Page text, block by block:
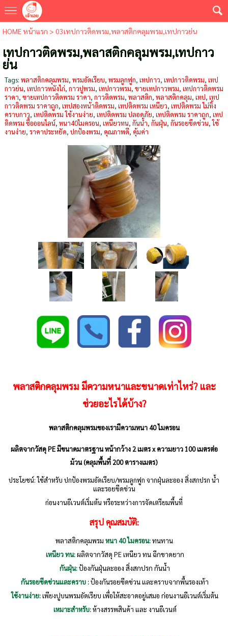
HOME หน้าแรก > 03เทปกาวติดพรม,พลาสติกคลุมพรม,เทปกาวย่น
เทปกาวติดพรม,พลาสติกคลุมพรม,เทปกาว
ย่น
Tags: พลาสติกคลุมพรม, พรมอัดเรียบ, พรมลูกฟูก, เทปกาว, เทปกาวติดพรม, เทป
กาวย่น, เทปกาวหนังไก่, กาวปูพรม, เทปกาวพรม, ขายเทปกาวพรม, เทปกาวติดพรม
ราคา, ขายเทปกาวติดพรม ราคา, กาวติดพรม, พลาสติก, พลาสติกคลุม, เทป, เทป
กาวติดพรม ราคาถูก, เทปสองหน้าติดพรม, เทปติดพรม เหนียว, เทปติดพรม ไม่ทิ้ง
คราบกาว, เทปติดพรม ใช้งานง่าย, เทปติดพรม ปลอดภัย, เทปติดพรม ราคาถูก, เทป
ติดพรม ซื้อออนไลน์, หนา40ไมครอน, เหนียวทน, กันน้ำ, กันฝุ่น, กันรอยขึดข่วน,ใช้
งานง่าย, ราคาประหยัด, ปกป้องพรม, คุณภาพดี, คุ้มค่า
พลาสติกคลุมพรม มีความหนาและขนาดเท่าไหร่? และ
ช่วยอะไรได้บ้าง?
พลาสติกคลุมพรมของเรามีความหนา 40 ไมครอน
ผลิตจากวัสดุPEมีขนาดมาตรฐานหน้ากว้าง 2 เมตร x ความยาว 100 เมตรต่อ
ม้วน(คลุมพื้นที่ 200 ตารางเมตร)
ประโยชน์: ใช้สำหรับ ปกป้องพรมอัดเรียบ/พรมลูกฟูก จากฝุ่นละออง สิ่งสกปรก น้ำ
และรอยขีดข่วน
ก่อนงานอีเวนต์เริ่มต้น หรือระหว่างการจัดเตรียมพื้นที่
สรุป คุณสมบัติ:
พลาสติกคลุมพรม หนา 40 ไมครอน:ทนทาน
เหนียว ทน:ผลิตจากวัสดุ PE เหนียว ทน ฉีกขาดยาก
กันฝุ่น:ป้องกันฝุ่นละออง สิ่งสกปรก กันน้ำ
กันรอยขีดข่วนและคราบ :ป้องกันรอยขีดข่วน และคราบจากพื้นรองเท้า
ใช้งานง่าย:เพียงปูบนพรมอัดเรียบ เพื่อให้สะอาดอยู่เสมอ ก่อนงานอีเวนต์เริ่มต้น
เหมาะสำหรับ:ห้างสรรพสินค้า และ งานอีเวนต์